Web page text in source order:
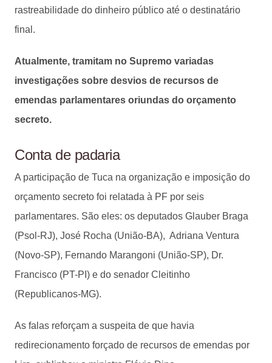
rastreabilidade do dinheiro público até o destinatário
final.
Atualmente, tramitam no Supremo variadas
investigações sobre desvios de recursos de
emendas parlamentares oriundas do orçamento
secreto.
Conta de padaria
A participação de Tuca na organização e imposição do
orçamento secreto foi relatada à PF por seis
parlamentares. São eles: os deputados Glauber Braga
(Psol-RJ), José Rocha (União-BA), Adriana Ventura
(Novo-SP), Fernando Marangoni (União-SP), Dr.
Francisco (PT-PI) e do senador Cleitinho
(Republicanos-MG).
As falas reforçam a suspeita de que havia
redirecionamento forçado de recursos de emendas por